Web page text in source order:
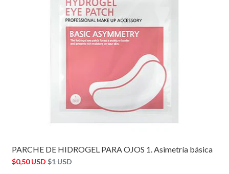
PARCHE DE HIDROGEL PARA OJOS 1. Asimetría básica
$0,50 USD $1 USD